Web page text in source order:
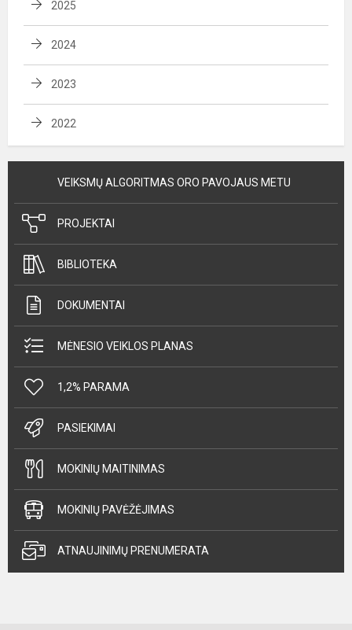
2025
2024
2023
2022
VEIKSMŲ ALGORITMAS ORO PAVOJAUS METU
PROJEKTAI
BIBLIOTEKA
DOKUMENTAI
MĖNESIO VEIKLOS PLANAS
1,2% PARAMA
PASIEKIMAI
MOKINIŲ MAITINIMAS
MOKINIŲ PAVĖŽĖJIMAS
ATNAUJINIMŲ PRENUMERATA